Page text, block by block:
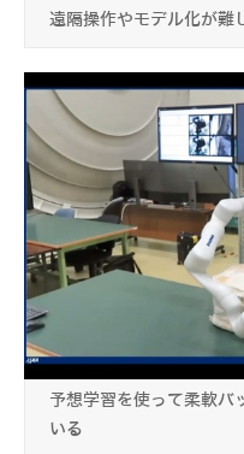
遠隔操作やモデル化が難
予想学習を使って柔軟バ
いる